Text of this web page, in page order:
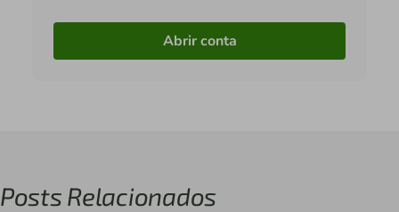
Abrir conta
Posts Relacionados